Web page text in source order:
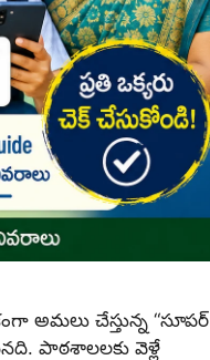
అమలు చేస్తున్న “సూపర్
పాఠశాలలకు వెళ్లే